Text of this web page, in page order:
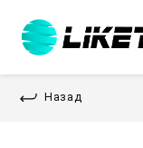
Назад